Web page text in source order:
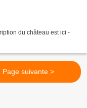
du château est ici -
Page suivante >